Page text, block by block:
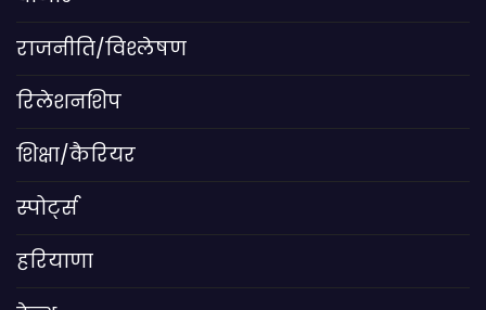
राजनीति/विश्लेषण
रिलेशनशिप
शिक्षा/कैरियर
स्पोर्ट्स
हरियाणा